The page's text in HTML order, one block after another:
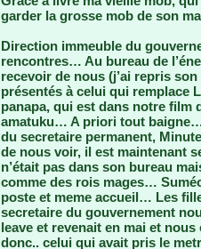
garder la grosse mob de son
Direction immeuble du
rencontres… Au bureau de
recevoir de nous (j’ai repris
présentés à celui qui remplace
panapa, qui est dans notre film
amatuku… A priori tout
du secretaire permanent,
de nous voir, il est maintenant
n’était pas dans son bureau
comme des rois mages…
poste et meme accueil… Les
secretaire du gouvernement
leave et revenait en mai et
donc.. celui qui avait pris le